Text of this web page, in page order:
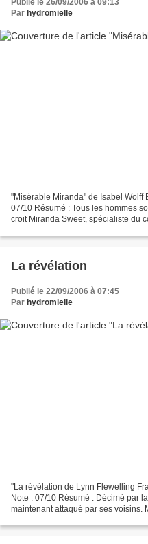
Par hydromielle
"Misérable Miranda" de Isabel Wolff
07/10 Résumé : Tous les hommes
croit Miranda Sweet, spécialiste du
La révélation
Publié le 22/09/2006 à 07:45
Par hydromielle
"La révélation de Lynn Flewelling
Note : 07/10 Résumé : Décimé par
maintenant attaqué par ses voisins.